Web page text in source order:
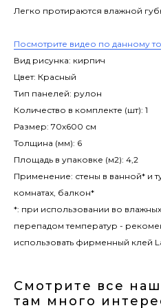
Легко протираются влажной
Посмотрите видео по данному
Вид рисунка: кирпич
Цвет: Красный
Тип панелей: рулон
Количество в комплекте (шт): 1
Размер: 70х600 см
Толщина (мм): 6
Площадь в упаковке (м2): 4,2
Применение: стены в ванной* и
комнатах, балкон*
*: при использовании во
перепадом температур -
использовать фирменный клей
Смотрите все
там много